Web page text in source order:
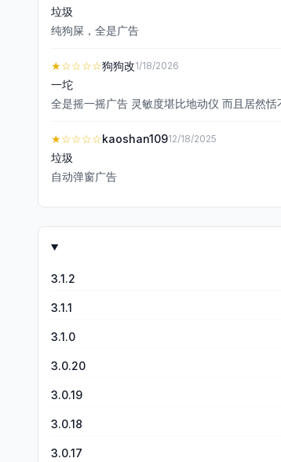
垃圾
纯狗屎，全是广告
★☆☆☆☆狗狗改1/18/2026
一坨
全是摇一摇广告 灵敏度堪比地动仪 而且居然
★☆☆☆☆kaoshan10912/18/2025
垃圾
自动弹窗广告
3.1.2
3.1.1
3.1.0
3.0.20
3.0.19
3.0.18
3.0.17